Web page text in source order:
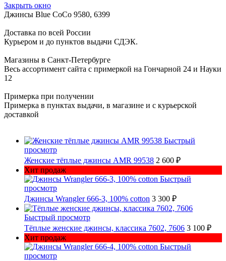
Закрыть окно
Джинсы Blue CoCo 9580, 6399
Доставка по всей России
Курьером и до пунктов выдачи СДЭК.
Магазины в Санкт-Петербурге
Весь ассортимент сайта с примеркой на Гончарной 24 и Науки
12
Примерка при получении
Примерка в пунктах выдачи, в магазине и с курьерской
доставкой
Быстрый
просмотр
Женские тёплые джинсы AMR 99538 2 600 ₽
Хит продаж
Быстрый
просмотр
Джинсы Wrangler 666-3, 100% cotton 3 300 ₽
Быстрый просмотр
Тёплые женские джинсы, классика 7602, 7606 3 100 ₽
Хит продаж
Быстрый
просмотр